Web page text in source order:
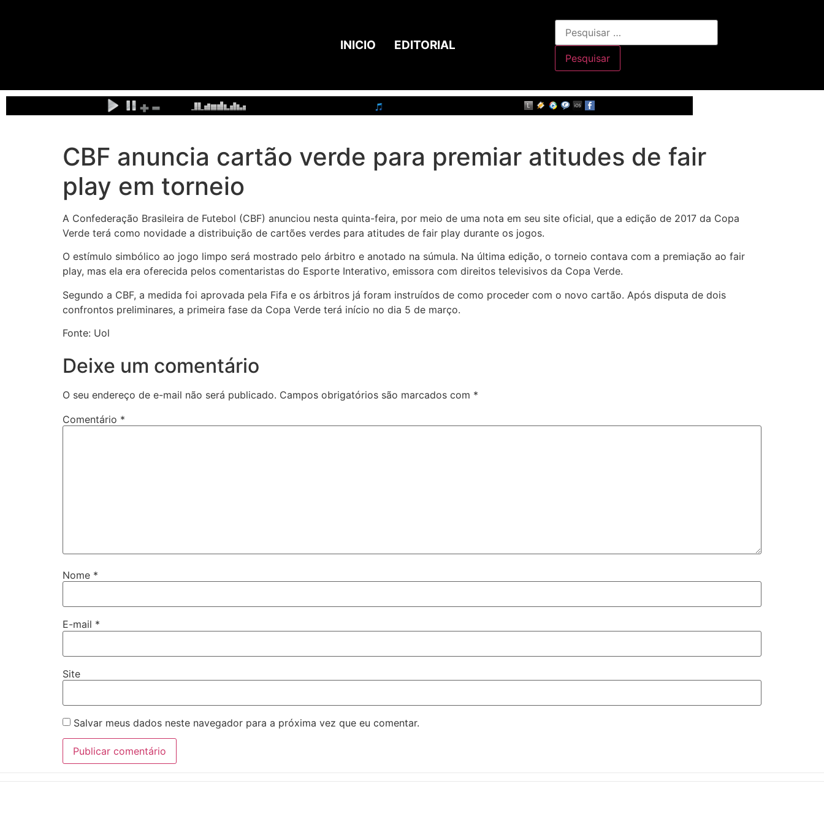
INICIO EDITORIAL
CBF anuncia cartão verde para premiar atitudes de fair
play em torneio
A Confederação Brasileira de Futebol (CBF) anunciou nesta quinta-feira, por meio de uma nota em seu site oficial, que a edição de 2017 da Copa
Verde terá como novidade a distribuição de cartões verdes para atitudes de fair play durante os jogos.
O estímulo simbólico ao jogo limpo será mostrado pelo árbitro e anotado na súmula. Na última edição, o torneio contava com a premiação ao fair
play, mas ela era oferecida pelos comentaristas do Esporte Interativo, emissora com direitos televisivos da Copa Verde.
Segundo a CBF, a medida foi aprovada pela Fifa e os árbitros já foram instruídos de como proceder com o novo cartão. Após disputa de dois
confrontos preliminares, a primeira fase da Copa Verde terá início no dia 5 de março.
Fonte: Uol
Deixe um comentário
O seu endereço de e-mail não será publicado. Campos obrigatórios são marcados com *
Comentário *
Nome *
E-mail *
Site
Salvar meus dados neste navegador para a próxima vez que eu comentar.